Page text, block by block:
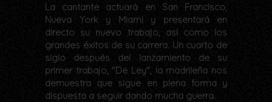
La cantante actuará en San Francisco,
Nueva York y Miami y presentará en
directo su nuevo trabajo, así como los
grandes éxitos de su carrera. Un cuarto de
siglo después del lanzamiento de su
primer trabajo, "De Ley", la madrileña nos
demuestra que sigue en plena forma y
dispuesta a seguir dando mucha guerra.